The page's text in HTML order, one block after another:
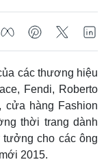
các thương hiệu
Fendi, Roberto
hàng Fashion
thời trang dành
tưởng cho các ông
2015.